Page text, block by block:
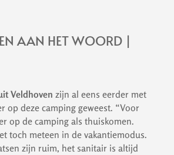
AAN HET WOORD |
Veldhoven zijn al eens eerder met
op deze camping geweest. “Voor
op de camping als thuiskomen.
toch meteen in de vakantiemodus.
zijn ruim, het sanitair is altijd